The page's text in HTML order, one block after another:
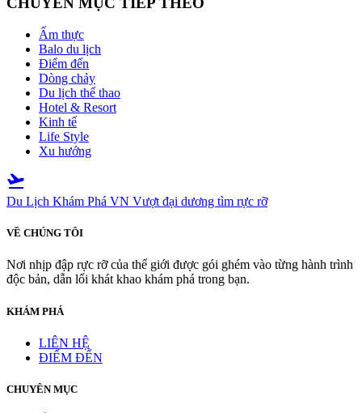
Ẩm thực
Balo du lịch
Điểm đến
Dòng chảy
Du lịch thể thao
Hotel & Resort
Kinh tế
Life Style
Xu hướng
flight_takeoff
Du Lịch Khám Phá VN Vượt đại dương tìm rực rỡ
VỀ CHÚNG TÔI
Nơi nhịp đập rực rỡ của thế giới được gói ghém vào từng hành trình
độc bản, dẫn lối khát khao khám phá trong bạn.
KHÁM PHÁ
LIÊN HỆ
ĐIỂM ĐẾN
CHUYÊN MỤC